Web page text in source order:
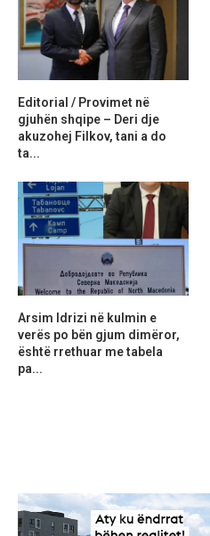
Editorial / Provimet në
gjuhën shqipe – Deri dje
akuzohej Filkov, tani a do
ta...
Arsim Idrizi në kulmin e
verës po bën gjum dimëror,
është rrethuar me tabela
pa...